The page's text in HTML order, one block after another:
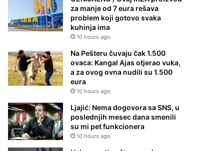
za manje od 7 eura rešava
problem koji gotovo svaka
kuhinja ima
10 hours ago
Na Pešteru čuvaju čak 1.500
ovaca: Kangal Ajas otjerao vuka,
a za ovog ovna nudili su 1.500
eura
10 hours ago
Ljajić: Nema dogovora sa SNS, u
poslednjih mesec dana smenili
su mi pet funkcionera
10 hours ago